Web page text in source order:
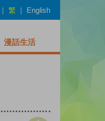
| 繁 | English
漫話生活